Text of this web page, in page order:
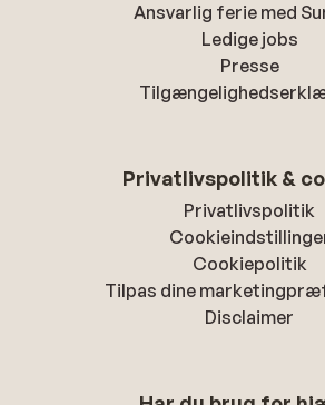
Ansvarlig ferie med
Ledige jobs
Presse
Privatlivspolitik &
Privatlivspolitik
Cookiepolitik
Tilpas dine
Disclaimer